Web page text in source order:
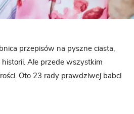
przepisów na pyszne ciasta,
Ale przede wszystkim
Oto 23 rady prawdziwej babci